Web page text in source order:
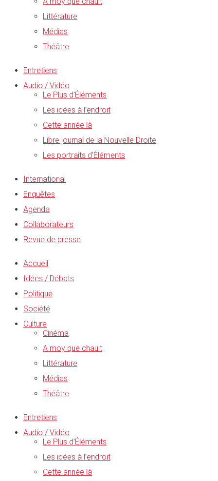
Littérature
Médias
Théâtre
Entretiens
Audio / Vidéo
Le Plus d’Éléments
Les idées à l’endroit
Cette année là
Libre journal de la Nouvelle Droite
Les portraits d’Éléments
International
Enquêtes
Agenda
Collaborateurs
Revue de presse
Accueil
Idées / Débats
Politique
Société
Culture
Cinéma
A moy que chault
Littérature
Médias
Théâtre
Entretiens
Audio / Vidéo
Le Plus d’Éléments
Les idées à l’endroit
Cette année là